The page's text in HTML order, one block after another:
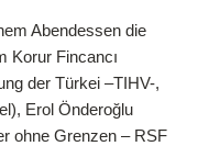
Abendessen die
Korur Fincancı
der Türkei –TIHV-,
Erol Önderoğlu
ohne Grenzen – RSF